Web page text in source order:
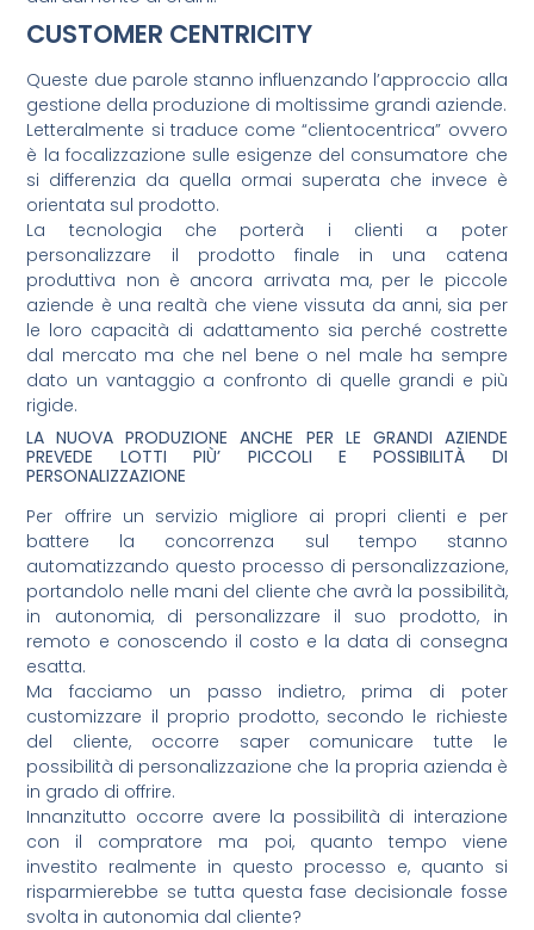
CUSTOMER CENTRICITY
Queste due parole stanno influenzando l’approccio alla
gestione della produzione di moltissime grandi aziende.
Letteralmente si traduce come “clientocentrica” ovvero
è la focalizzazione sulle esigenze del consumatore che
si differenzia da quella ormai superata che invece è
orientata sul prodotto.
La tecnologia che porterà i clienti a poter
personalizzare il prodotto finale in una catena
produttiva non è ancora arrivata ma, per le piccole
aziende è una realtà che viene vissuta da anni, sia per
le loro capacità di adattamento sia perché costrette
dal mercato ma che nel bene o nel male ha sempre
dato un vantaggio a confronto di quelle grandi e più
rigide.
LA NUOVA PRODUZIONE ANCHE PER LE GRANDI AZIENDE
PREVEDE LOTTI PIÙ’ PICCOLI E POSSIBILITÀ DI
PERSONALIZZAZIONE
Per offrire un servizio migliore ai propri clienti e per
battere la concorrenza sul tempo stanno
automatizzando questo processo di personalizzazione,
portandolo nelle mani del cliente che avrà la possibilità,
in autonomia, di personalizzare il suo prodotto, in
remoto e conoscendo il costo e la data di consegna
esatta.
Ma facciamo un passo indietro, prima di poter
customizzare il proprio prodotto, secondo le richieste
del cliente, occorre saper comunicare tutte le
possibilità di personalizzazione che la propria azienda è
in grado di offrire.
Innanzitutto occorre avere la possibilità di interazione
con il compratore ma poi, quanto tempo viene
investito realmente in questo processo e, quanto si
risparmierebbe se tutta questa fase decisionale fosse
svolta in autonomia dal cliente?